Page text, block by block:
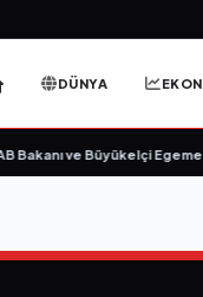
DÜNYA
ve Büyükelçi Egemen